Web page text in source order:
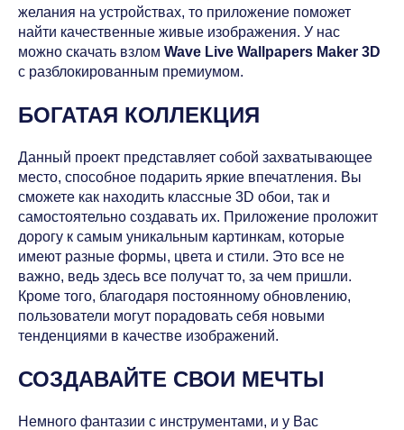
желания на устройствах, то приложение поможет
найти качественные живые изображения. У нас
можно скачать взлом Wave Live Wallpapers Maker 3D
с разблокированным премиумом.
БОГАТАЯ КОЛЛЕКЦИЯ
Данный проект представляет собой захватывающее
место, способное подарить яркие впечатления. Вы
сможете как находить классные 3D обои, так и
самостоятельно создавать их. Приложение проложит
дорогу к самым уникальным картинкам, которые
имеют разные формы, цвета и стили. Это все не
важно, ведь здесь все получат то, за чем пришли.
Кроме того, благодаря постоянному обновлению,
пользователи могут порадовать себя новыми
тенденциями в качестве изображений.
СОЗДАВАЙТЕ СВОИ МЕЧТЫ
Немного фантазии с инструментами, и у Вас